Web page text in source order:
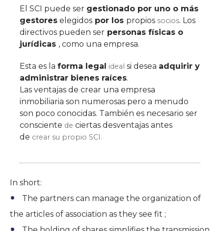
El SCI puede ser gestionado por uno o más
gestores elegidos por los propios socios. Los
directivos pueden ser personas físicas o
jurídicas , como una empresa.
Esta es la forma legal ideal si desea adquirir y
administrar bienes raíces.
Las ventajas de crear una empresa
inmobiliaria son numerosas pero a menudo
son poco conocidas. También es necesario ser
consciente de ciertas desventajas antes
de crear su propio SCI.
In short:
The partners can manage the organization of
the articles of association as they see fit ;